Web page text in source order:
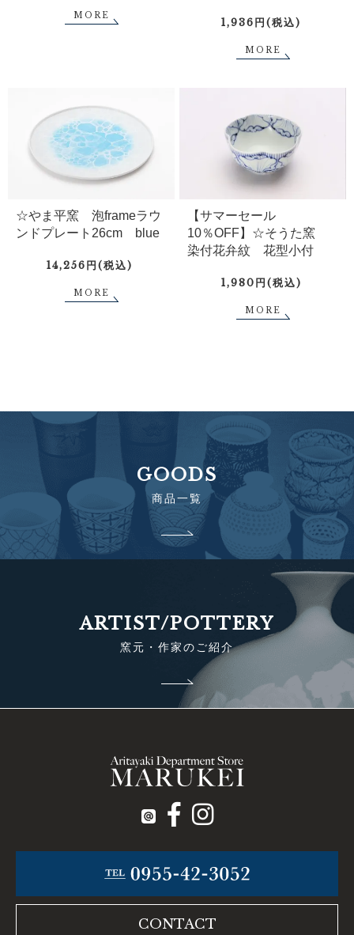
MORE
1,936円(税込)
MORE
☆やま平窯 泡frameラウ
ンドプレート26cm blue
14,256円(税込)
MORE
【サマーセール
10％OFF】☆そうた窯
染付花弁紋 花型小付
1,980円(税込)
MORE
GOODS
商品一覧
ARTIST/POTTERY
窯元・作家のご紹介
CONTACT